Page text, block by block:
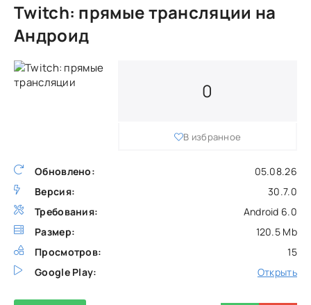
Twitch: прямые трансляции на
Андроид
Обновлено:
05.08.26
Версия:
30.7.0
Требования:
Android 6.0
Размер:
120.5 Mb
Просмотров:
15
Google Play:
Открыть
0
В избранное